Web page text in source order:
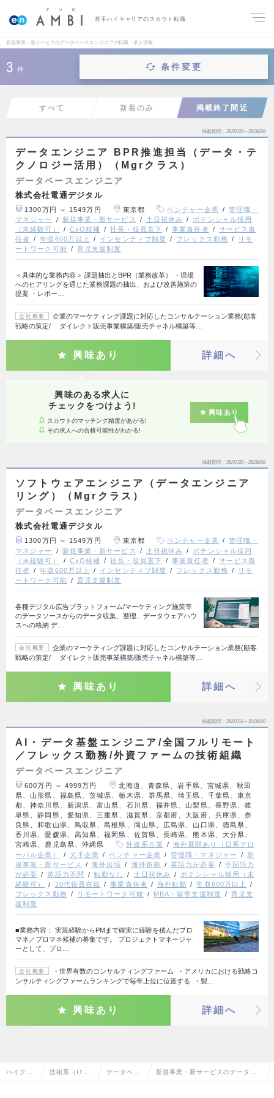
若手ハイキャリアのスカウト転職
新規事業・新サービスのデータベースエンジニアの転職・求人情報
3 件 条件変更
すべて 新着のみ 掲載終了間近
掲載期間 26/07/26～26/08/08
データエンジニア BPR推進担当（データ・テ
クノロジー活用）（Mgrクラス）
データベースエンジニア
株式会社電通デジタル
1300万円 ～ 1549万円 東京都 ベンチャー企業
管理職・
マネジャー
新規事業・新サービス 土日祝休み
ポテンシャル採用
（未経験可）
CxO候補 社長・役員直下 事業責任者
サービス責
任者
年収600万以上 インセンティブ制度 フレックス勤務
リモ
ートワーク可能
育児支援制度
＜具体的な業務内容＞ 課題抽出とBPR（業務改革） ・現場
へのヒアリングを通じた業務課題の抽出、および改善施策の
提案 ・レポー…
会社概要
企業のマーケティング課題に対応したコンサルテーション業務(顧客
戦略の策定/ ダイレクト販売事業構築/販売チャネル構築等…
興味あり 詳細へ
興味のある求人に
チェックをつけよう!
スカウトのマッチング精度があがる!
その求人への合格可能性がわかる!
興味あり
掲載期間 26/07/26～26/08/08
ソフトウェアエンジニア（データエンジニア
リング）（Mgrクラス）
データベースエンジニア
株式会社電通デジタル
1300万円 ～ 1549万円 東京都 ベンチャー企業
管理職・
マネジャー
新規事業・新サービス 土日祝休み
ポテンシャル採用
（未経験可）
CxO候補 社長・役員直下 事業責任者
サービス責
任者
年収600万以上 インセンティブ制度 フレックス勤務
リモ
ートワーク可能
育児支援制度
各種デジタル広告プラットフォーム/マーケティング施策等
のデータソースからのデータ収集、整理、データウェアハウ
スへの格納 デ…
会社概要
企業のマーケティング課題に対応したコンサルテーション業務(顧客
戦略の策定/ ダイレクト販売事業構築/販売チャネル構築等…
興味あり 詳細へ
掲載期間 26/07/18～26/08/06
AI・データ基盤エンジニア/全国フルリモート
／フレックス勤務/外資ファームの技術組織
データベースエンジニア
600万円 ～ 4999万円
北海道、青森県、岩手県、宮城県、秋田
県、山形県、福島県、茨城県、栃木県、群馬県、埼玉県、千葉県、東京
都、神奈川県、新潟県、富山県、石川県、福井県、山梨県、長野県、岐
阜県、静岡県、愛知県、三重県、滋賀県、京都府、大阪府、兵庫県、奈
良県、和歌山県、鳥取県、島根県、岡山県、広島県、山口県、徳島県、
香川県、愛媛県、高知県、福岡県、佐賀県、長崎県、熊本県、大分県、
宮崎県、鹿児島県、沖縄県
外資系企業
海外展開あり（日系グロ
ーバル企業）
大手企業 ベンチャー企業 管理職・マネジャー
新
規事業・新サービス
海外出張 海外折衝 英語力が必要
中国語力
が必要
英語力不問 転勤なし 土日祝休み
ポテンシャル採用（未
経験可）
20代役員在籍 事業責任者 海外転勤
年収600万以上
フレックス勤務
リモートワーク可能 MBA・留学支援制度
育児支
援制度
■業務内容： 実装経験からPMまで確実に経験を積んだプロ
マネ／プロマネ候補の募集です。 プロジェクトマネージャ
ーとして、プロ…
会社概要
・世界有数のコンサルティングファーム ・アメリカにおける戦略コ
ンサルティングファームランキングで毎年上位に位置する ・製…
興味あり 詳細へ
ハイクラ 技術系（IT・ データベー 新規事業・新サービスのデータベ